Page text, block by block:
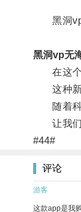
黑洞vp
黑洞vp无
在这个
这种新
随着科
让我们
#44#
评论
游客
这款app是我